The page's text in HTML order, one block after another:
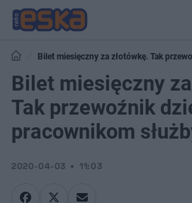
Bilet miesięczny za złotówkę. Tak
służby zdrowia
Bilet miesięczny
Tak przewoźnik
pracownikom
2020-04-03 11:03